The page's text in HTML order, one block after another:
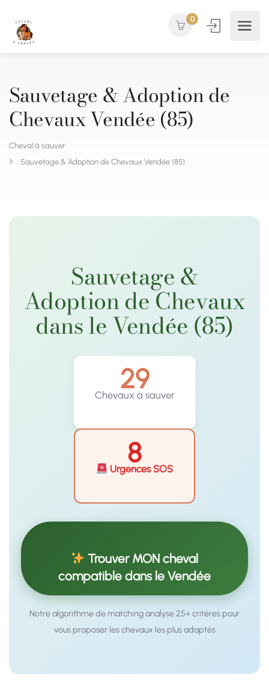
0
Sauvetage & Adoption de
Chevaux Vendée (85)
Cheval à sauver
Sauvetage & Adoption de Chevaux Vendée (85)
Sauvetage &
Adoption de Chevaux
dans le Vendée (85)
29
Chevaux à sauver
8
Urgences SOS
Trouver MON cheval
compatible dans le Vendée
Notre algorithme de matching analyse 25+ critères pour
vous proposer les chevaux les plus adaptés